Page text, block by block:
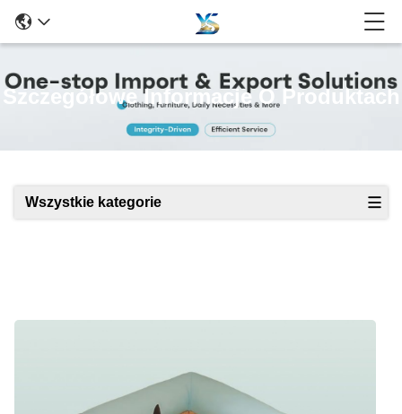
Szczegółowe Informacje O Produktach
Wszystkie kategorie